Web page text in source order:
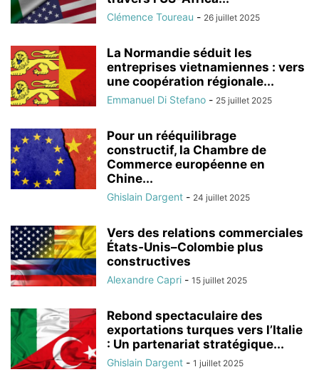
Clémence Toureau - 26 juillet 2025
La Normandie séduit les
entreprises vietnamiennes : vers
une coopération régionale...
Emmanuel Di Stefano - 25 juillet 2025
Pour un rééquilibrage
constructif, la Chambre de
Commerce européenne en
Chine...
Ghislain Dargent - 24 juillet 2025
Vers des relations commerciales
États‑Unis–Colombie plus
constructives
Alexandre Capri - 15 juillet 2025
Rebond spectaculaire des
exportations turques vers l’Italie
: Un partenariat stratégique...
Ghislain Dargent - 1 juillet 2025